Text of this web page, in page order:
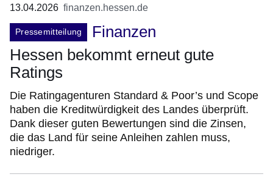
13.04.2026 finanzen.hessen.de
Pressemitteilung
Finanzen
Hessen bekommt erneut gute
Ratings
Die Ratingagenturen Standard & Poor’s und Scope
haben die Kreditwürdigkeit des Landes überprüft.
Dank dieser guten Bewertungen sind die Zinsen,
die das Land für seine Anleihen zahlen muss,
niedriger.